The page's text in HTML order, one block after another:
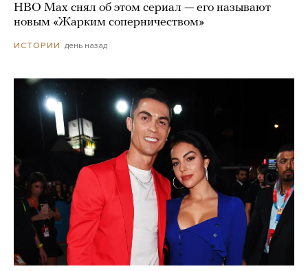
HBO Max снял об этом сериал — его называют
новым «Жарким соперничеством»
ИСТОРИИ день назад